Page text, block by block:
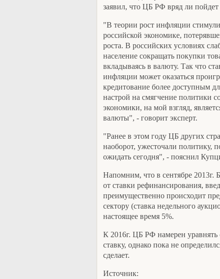
заявил, что ЦБ РФ вряд ли
"В теории рост инфляции
российской экономике,
роста. В российских условиях
население сокращать покупки
вкладываясь в валюту. Так что
инфляции может оказаться
кредитование более доступным
настрой на смягчение политики
экономики, на мой взгляд,
валюты", - говорит эксперт.
"Ранее в этом году ЦБ других
наоборот, ужесточали политику,
ожидать сегодня", - пояснил
Напомним, что в сентябре 2013г.
от ставки рефинансирования,
преимущественно происходит
сектору (ставка недельного
настоящее время 5%.
К 2016г. ЦБ РФ намерен
ставку, однако пока не
сделает.
Источник: